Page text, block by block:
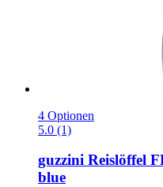
4 Optionen
5.0 (1)
guzzini Reislöffel
blue